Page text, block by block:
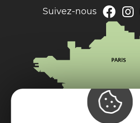
Suivez-nous